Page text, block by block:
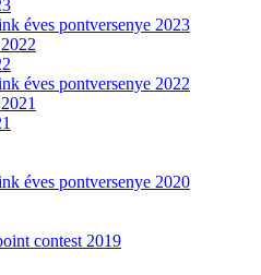
éves pontversenye 2023
éves pontversenye 2022
éves pontversenye 2020
contest 2019